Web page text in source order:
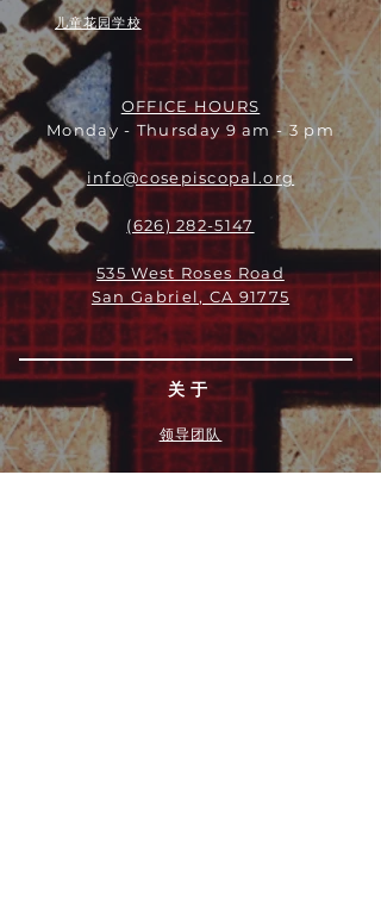
儿童花园学校
OFFICE HOURS
Monday - Thursday 9 am - 3 pm
info@cosepiscopal.org
(626) 282-5147
535 West Roses Road
San Gabriel, CA 91775
关于
领导团队